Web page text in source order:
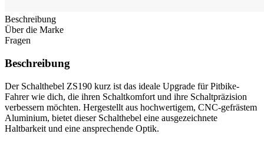
Beschreibung
Über die Marke
Fragen
Beschreibung
Der Schalthebel ZS190 kurz ist das ideale Upgrade für Pitbike-
Fahrer wie dich, die ihren Schaltkomfort und ihre Schaltpräzision
verbessern möchten. Hergestellt aus hochwertigem, CNC-gefrästem
Aluminium, bietet dieser Schalthebel eine ausgezeichnete
Haltbarkeit und eine ansprechende Optik.